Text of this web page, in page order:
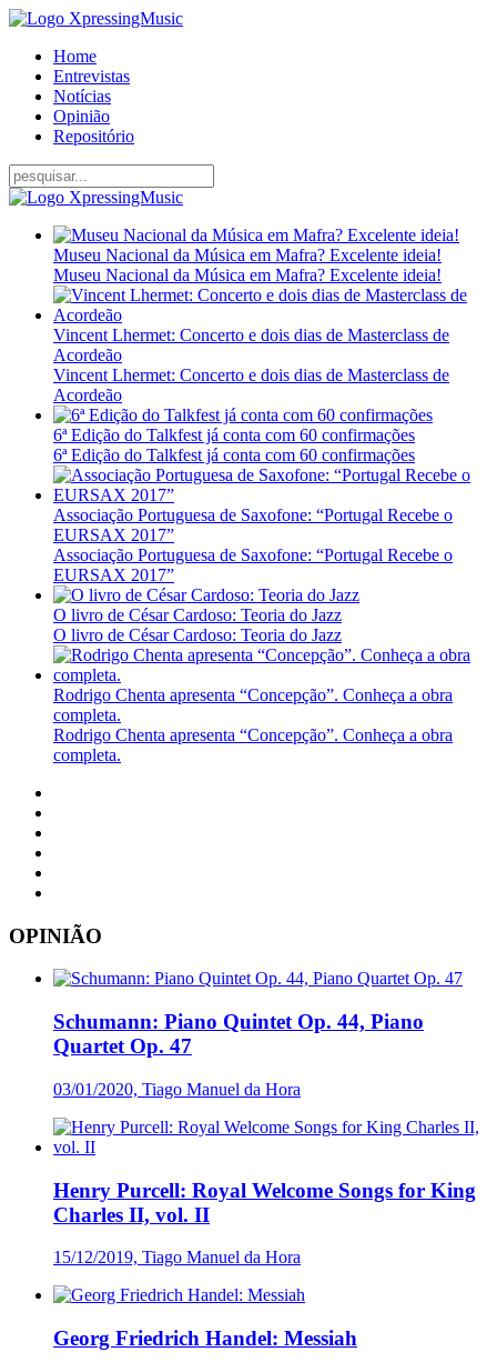
Home
Entrevistas
Notícias
Opinião
Repositório
Museu Nacional da Música em Mafra? Excelente ideia!
Museu Nacional da Música em Mafra? Excelente ideia!
Vincent Lhermet: Concerto e dois dias de Masterclass de
Acordeão
Vincent Lhermet: Concerto e dois dias de Masterclass de
Acordeão
6ª Edição do Talkfest já conta com 60 confirmações
6ª Edição do Talkfest já conta com 60 confirmações
Associação Portuguesa de Saxofone: “Portugal Recebe o
EURSAX 2017”
Associação Portuguesa de Saxofone: “Portugal Recebe o
EURSAX 2017”
O livro de César Cardoso: Teoria do Jazz
O livro de César Cardoso: Teoria do Jazz
Rodrigo Chenta apresenta “Concepção”. Conheça a obra
completa.
Rodrigo Chenta apresenta “Concepção”. Conheça a obra
completa.
OPINIÃO
Schumann: Piano Quintet Op. 44, Piano
Quartet Op. 47
03/01/2020, Tiago Manuel da Hora
Henry Purcell: Royal Welcome Songs for King
Charles II, vol. II
15/12/2019, Tiago Manuel da Hora
Georg Friedrich Handel: Messiah